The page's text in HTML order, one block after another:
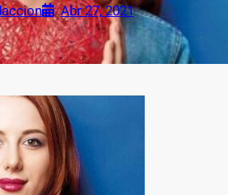
Abr 27, 2021